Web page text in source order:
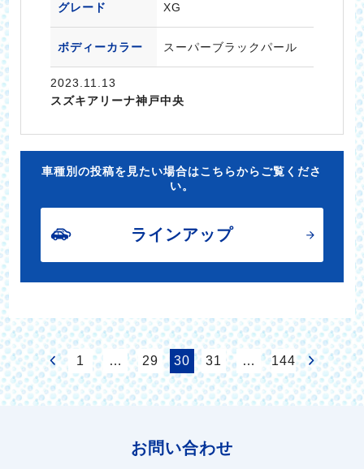
グレード XG
ボディーカラー スーパーブラックパール
2023.11.13
スズキアリーナ神戸中央
車種別の投稿を見たい場合はこちらからご覧くださ
い。
ラインアップ
1 … 29 30 31 … 144
お問い合わせ